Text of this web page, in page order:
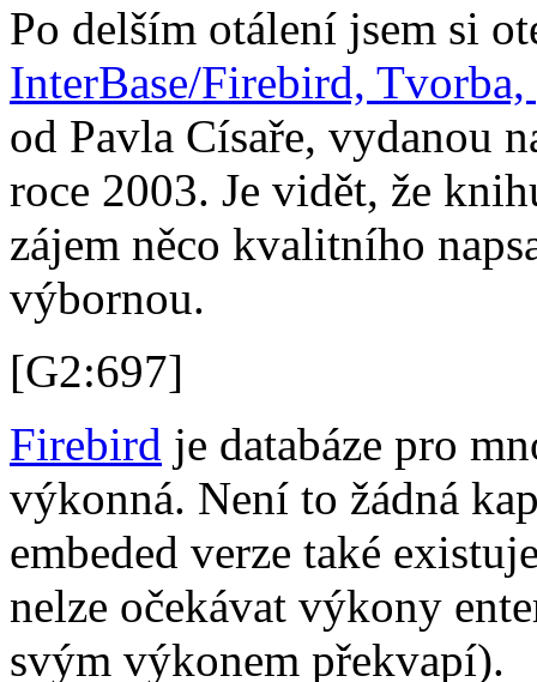
Po delším otálení jsem si
InterBase/Firebird,
od Pavla Císaře, vydanou
roce 2003. Je vidět, že
zájem něco kvalitního
výbornou.
[G2:697]
Firebird je databáze pro
výkonná. Není to žádná
embeded verze také
nelze očekávat výkony
svým výkonem překvapí).